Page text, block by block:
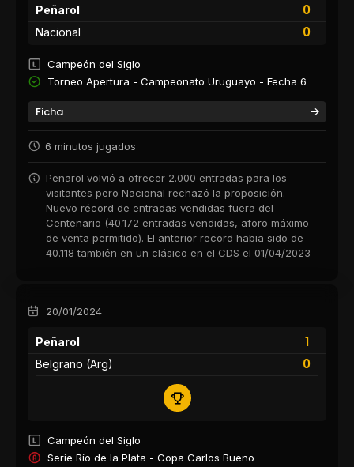
Peñarol
0
0
Nacional
Campeón del Siglo
Torneo Apertura - Campeonato Uruguayo - Fecha 6
Ficha
6 minutos jugados
Peñarol volvió a ofrecer 2.000 entradas para los
visitantes pero Nacional rechazó la proposición.
Nuevo récord de entradas vendidas fuera del
Centenario (40.172 entradas vendidas, aforo máximo
de venta permitido). El anterior record habia sido de
40.118 también en un clásico en el CDS el 01/04/2023
20/01/2024
Peñarol
1
0
Belgrano (Arg)
Campeón del Siglo
Serie Río de la Plata - Copa Carlos Bueno